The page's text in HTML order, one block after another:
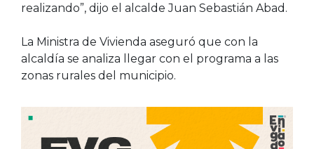
realizando”, dijo el alcalde Juan Sebastián Abad.
La Ministra de Vivienda aseguró que con la
alcaldía se analiza llegar con el programa a las
zonas rurales del municipio.